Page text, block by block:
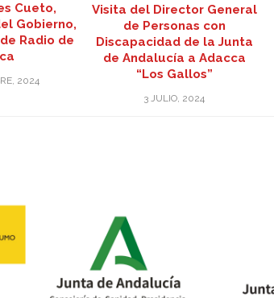
Cueto,
Gobierno,
Radio de
2024
Visita del Director General
de Personas con
Discapacidad de la Junta
de Andalucía a Adacca
“Los Gallos”
3 JULIO, 2024